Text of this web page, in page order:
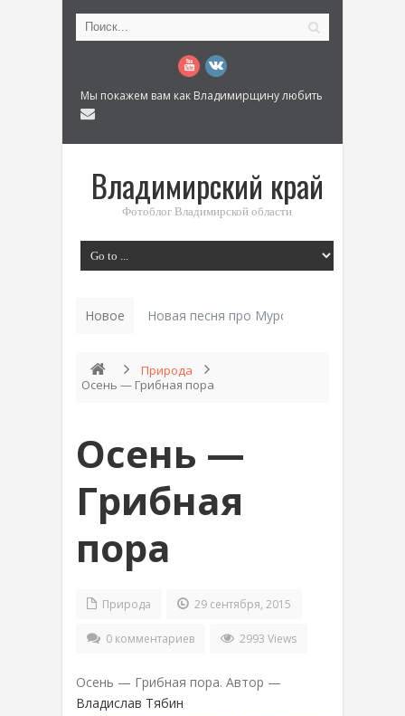
Мы покажем вам как Владимирщину любить
Владимирский край
Фотоблог Владимирской области
Новое Новая песня про Муром: «Былинный
Природа
Осень — Грибная пора
Осень —
Грибная
пора
Природа 29 сентября, 2015
0 комментариев 2993 Views
Осень — Грибная пора. Автор —
Владислав Тябин